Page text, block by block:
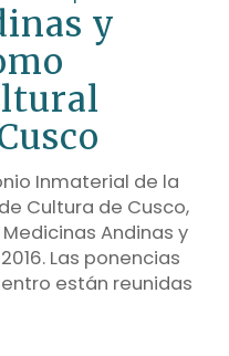
y
Inmaterial de la
Cultura de Cusco,
Andinas y
Las ponencias
están reunidas